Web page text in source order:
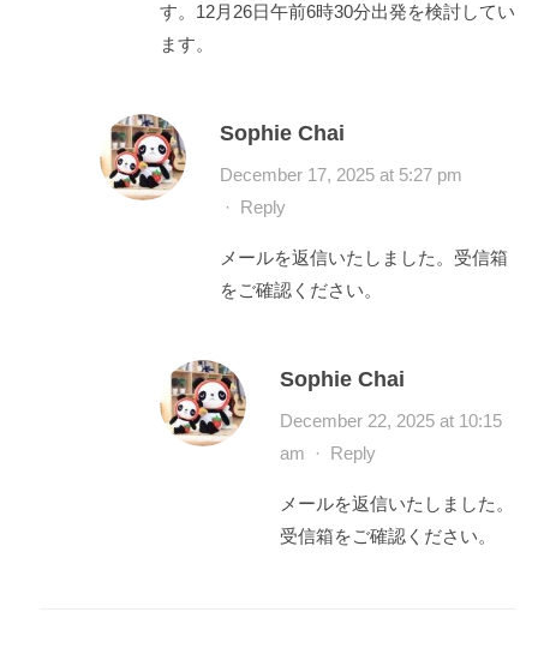
す。12月26日午前6時30分出発を検討してい
ます。
Sophie Chai
December 17, 2025 at 5:27 pm
· Reply
メールを返信いたしました。受信箱
をご確認ください。
Sophie Chai
December 22, 2025 at 10:15
am · Reply
メールを返信いたしました。
受信箱をご確認ください。